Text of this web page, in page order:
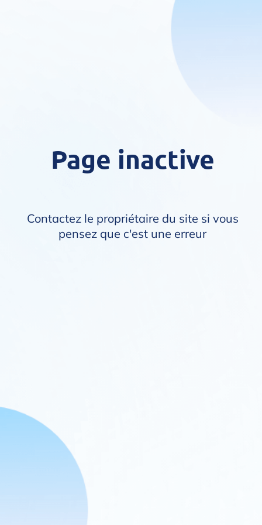
Page inactive
Contactez le propriétaire du site si vous
pensez que c'est une erreur